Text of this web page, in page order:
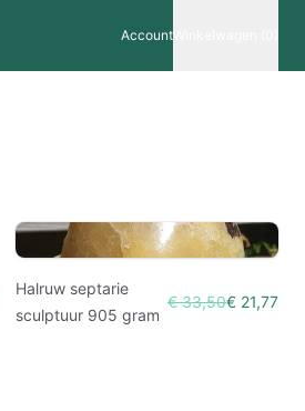
Account
Halruw septarie
sculptuur 905 gram
€ 33,50€ 21,77